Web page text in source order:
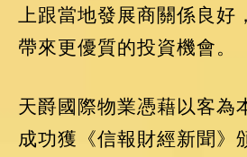
上跟當地發展商關係良好
帶來更優質的投資機會。
天爵國際物業憑藉以客為
成功獲《信報財經新聞》